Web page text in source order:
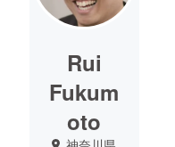
Rui
Fukum
oto